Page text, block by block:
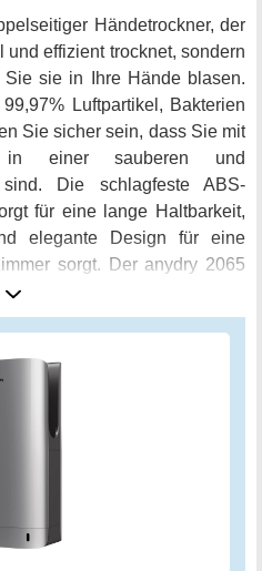
Händetrockner, der
und effizient trocknet, sondern
sie in Ihre Hände blasen.
Luftpartikel, Bakterien
Sie sicher sein, dass Sie mit
in einer sauberen und
sind. Die schlagfeste ABS-
für eine lange Haltbarkeit,
elegante Design für eine
sorgt. Der anydry 2065
des Badezimmers
Mit einem 1,27 m langen
fest verdrahtet werden muss,
Sie sich noch heute